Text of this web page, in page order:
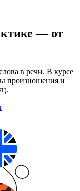
— от
в речи. В курсе
произношения и